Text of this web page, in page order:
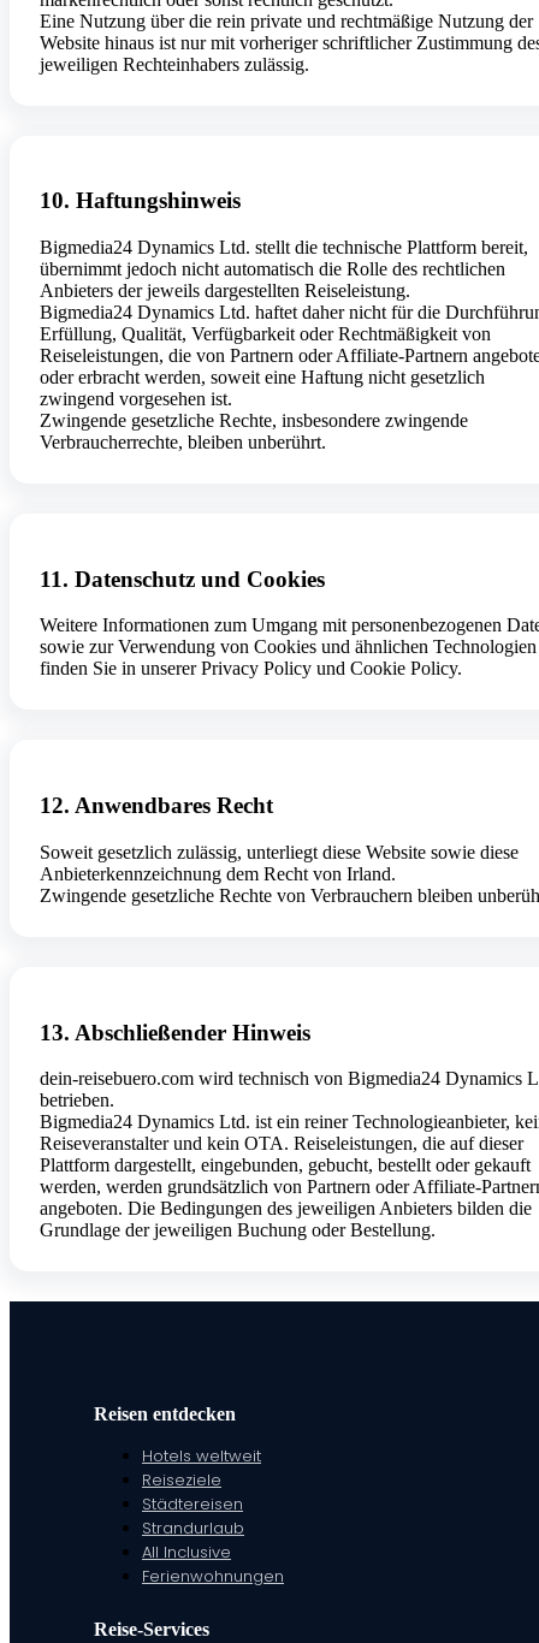
Eine Nutzung über die rein private und rechtmäßige Nutzung der
Website hinaus ist nur mit vorheriger schriftlicher Zustimmung
jeweiligen Rechteinhabers zulässig.
10. Haftungshinweis
Bigmedia24 Dynamics Ltd. stellt die technische Plattform bereit,
übernimmt jedoch nicht automatisch die Rolle des rechtlichen
Anbieters der jeweils dargestellten Reiseleistung.
Bigmedia24 Dynamics Ltd. haftet daher nicht für die
Erfüllung, Qualität, Verfügbarkeit oder Rechtmäßigkeit von
Reiseleistungen, die von Partnern oder Affiliate-Partnern
oder erbracht werden, soweit eine Haftung nicht gesetzlich
zwingend vorgesehen ist.
Zwingende gesetzliche Rechte, insbesondere zwingende
Verbraucherrechte, bleiben unberührt.
11. Datenschutz und Cookies
Weitere Informationen zum Umgang mit personenbezogenen
sowie zur Verwendung von Cookies und ähnlichen Technologien
finden Sie in unserer Privacy Policy und Cookie Policy.
12. Anwendbares Recht
Soweit gesetzlich zulässig, unterliegt diese Website sowie diese
Anbieterkennzeichnung dem Recht von Irland.
Zwingende gesetzliche Rechte von Verbrauchern bleiben
13. Abschließender Hinweis
dein-reisebuero.com wird technisch von Bigmedia24 Dynamics
betrieben.
Bigmedia24 Dynamics Ltd. ist ein reiner Technologieanbieter,
Reiseveranstalter und kein OTA. Reiseleistungen, die auf dieser
Plattform dargestellt, eingebunden, gebucht, bestellt oder gekauft
werden, werden grundsätzlich von Partnern oder Affiliate-
angeboten. Die Bedingungen des jeweiligen Anbieters bilden die
Grundlage der jeweiligen Buchung oder Bestellung.
Reisen entdecken
Hotels weltweit
Reiseziele
Städtereisen
Strandurlaub
All Inclusive
Ferienwohnungen
Reise-Services